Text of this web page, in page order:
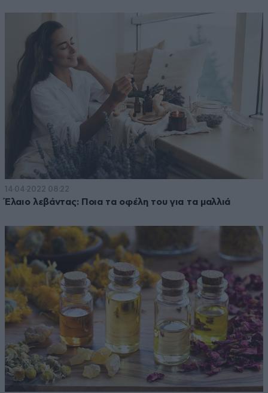
14·04·2022 08:22
Έλαιο λεβάντας: Ποια τα οφέλη του για τα μαλλιά